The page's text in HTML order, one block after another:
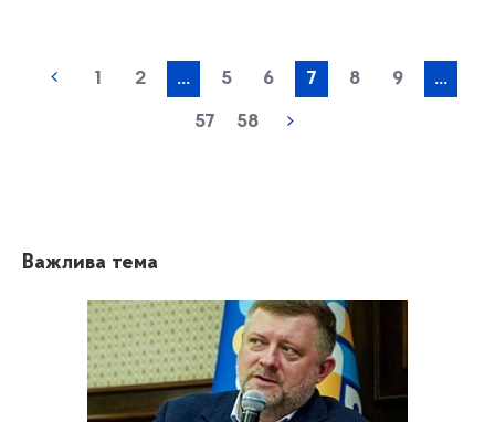
1 2 ... 5 6 7 8 9 ...
57 58
Важлива тема